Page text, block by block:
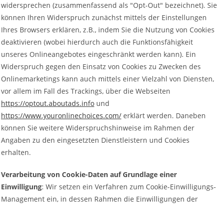
widersprechen (zusammenfassend als "Opt-Out" bezeichnet). Sie
können Ihren Widerspruch zunächst mittels der Einstellungen
Ihres Browsers erklären, z.B., indem Sie die Nutzung von Cookies
deaktivieren (wobei hierdurch auch die Funktionsfähigkeit
unseres Onlineangebotes eingeschränkt werden kann). Ein
Widerspruch gegen den Einsatz von Cookies zu Zwecken des
Onlinemarketings kann auch mittels einer Vielzahl von Diensten,
vor allem im Fall des Trackings, über die Webseiten
https://optout.aboutads.info und
https://www.youronlinechoices.com/ erklärt werden. Daneben
können Sie weitere Widerspruchshinweise im Rahmen der
Angaben zu den eingesetzten Dienstleistern und Cookies
erhalten.
Verarbeitung von Cookie-Daten auf Grundlage einer
Einwilligung: Wir setzen ein Verfahren zum Cookie-Einwilligungs-
Management ein, in dessen Rahmen die Einwilligungen der